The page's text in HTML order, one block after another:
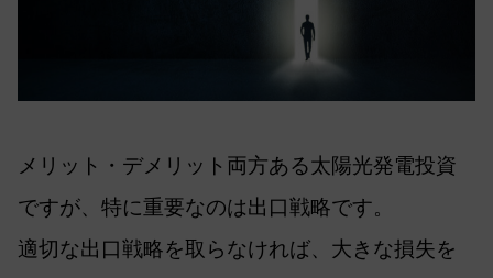
メリット・デメリット両方ある太陽光発電投資
ですが、特に重要なのは出口戦略です。
適切な出口戦略を取らなければ、大きな損失を